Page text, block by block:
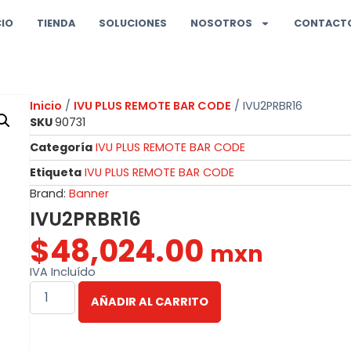
TIENDA SOLUCIONES NOSOTROS
Inicio / IVU PLUS REMOTE BAR CODE / IVU2PRBR16
SKU90731
Categoría IVU PLUS REMOTE BAR CODE
Etiqueta IVU PLUS REMOTE BAR CODE
Brand: Banner
IVU2PRBR16
$48,024.00 mxn
IVA Incluído
AÑADIR AL CARRITO